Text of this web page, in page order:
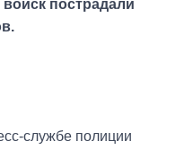
пострадали
службе полиции